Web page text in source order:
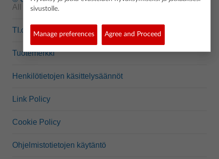
All rights reserved.
TI.com
Tuotemerkki
Henkilötietojen käsittelysäännöt
Link Policy
Cookie Policy
Ohjelmistotietojen käytäntö
sivustolle.
Manage preferences Agree and Proceed